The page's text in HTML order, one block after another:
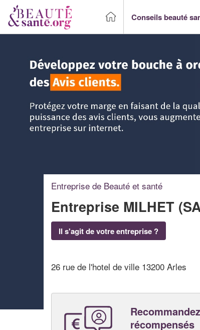
Conseils beauté
Entreprise de Beauté et santé
Entreprise MILHET
Il s'agit de votre entreprise ?
26 rue de l'hotel de ville 13200 Arles
récompensés